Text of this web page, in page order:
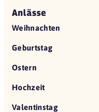
Anlässe
Weihnachten
Geburtstag
Ostern
Hochzeit
Valentinstag